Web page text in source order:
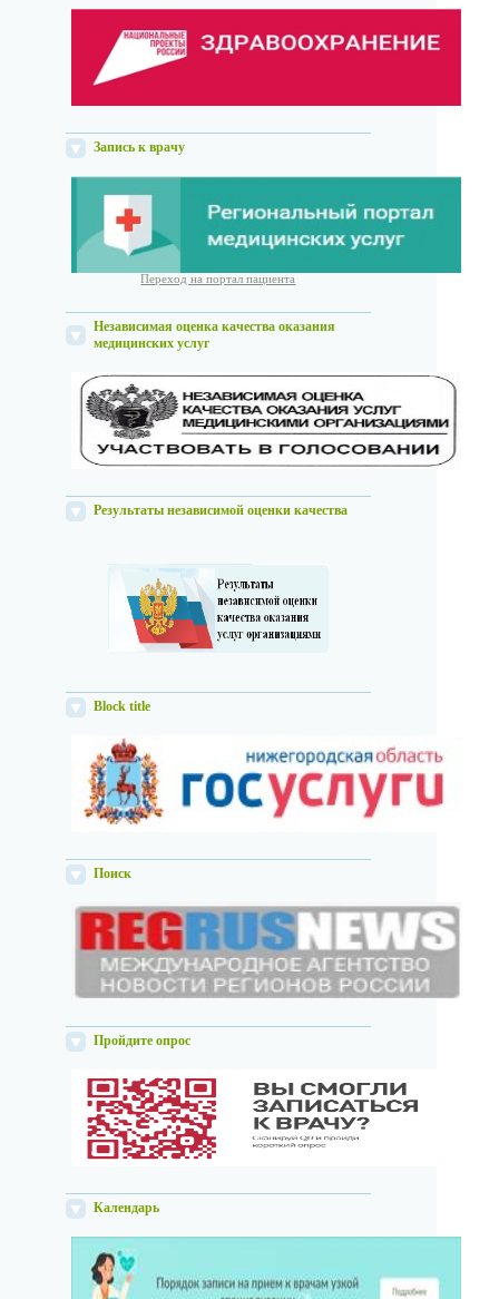
Запись к врачу
Переход на портал пациента
Независимая оценка качества оказания
медицинских услуг
Результаты независимой оценки качества
Block title
Поиск
Пройдите опрос
Календарь